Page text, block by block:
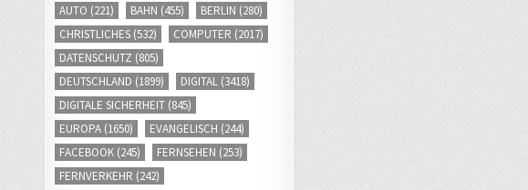
AUTO (221) BAHN (455) BERLIN (280)
CHRISTLICHES (532) COMPUTER (2017)
DATENSCHUTZ (805)
DEUTSCHLAND (1899) DIGITAL (3418)
DIGITALE SICHERHEIT (845)
EUROPA (1650) EVANGELISCH (244)
FACEBOOK (245) FERNSEHEN (253)
FERNVERKEHR (242)